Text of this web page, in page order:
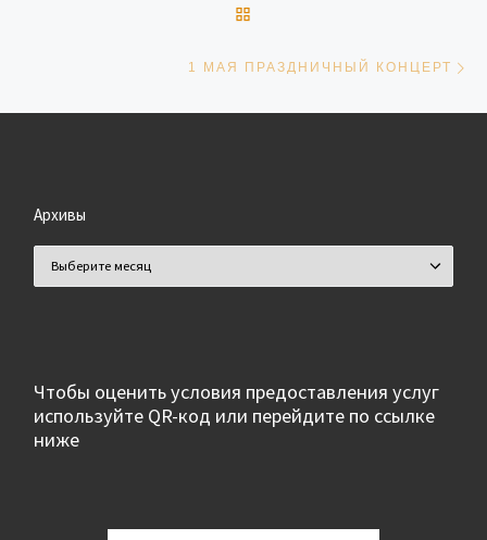
1 МАЯ ПРАЗДНИЧНЫЙ КОНЦЕРТ
Архивы
Чтобы оценить условия предоставления услуг
используйте QR-код или перейдите по ссылке
ниже